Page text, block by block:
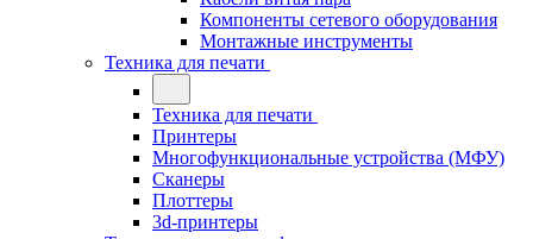
Компоненты сетевого оборудования
Монтажные инструменты
Техника для печати
Техника для печати
Принтеры
Многофункциональные устройства (МФУ)
Сканеры
Плоттеры
3d-принтеры